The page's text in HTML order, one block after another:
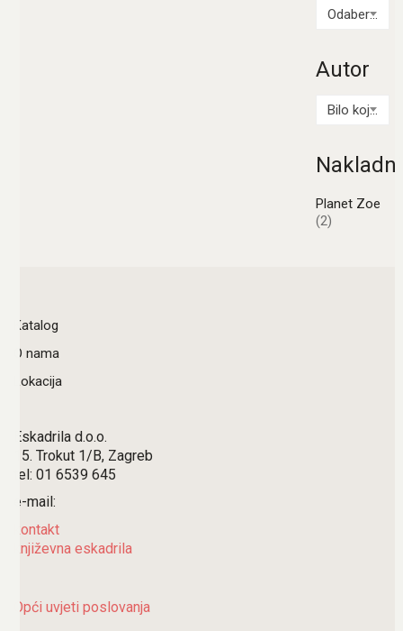
Odaberi kategoriju
Autor
Bilo koji Autor
Planet Zoe
(2)
Katalog
O nama
Lokacija
Eskadrila d.o.o.
15. Trokut 1/B, Zagreb
tel: 01 6539 645
e-mail:
kontakt
književna eskadrila
Opći uvjeti poslovanja